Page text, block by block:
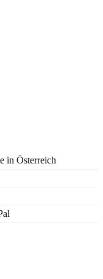
in Österreich